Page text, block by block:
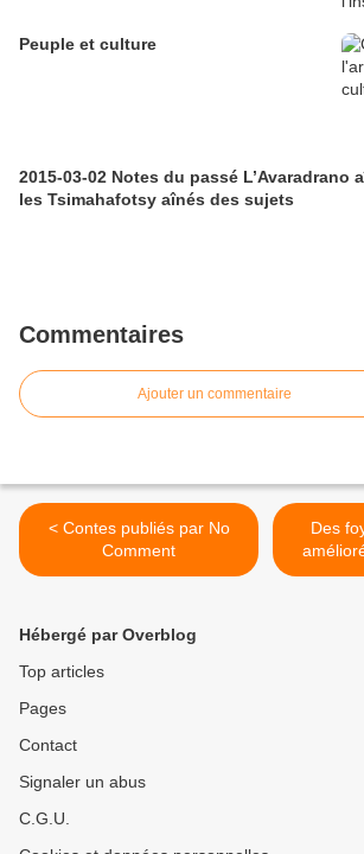
Peuple et culture
2015-03-02 Notes du passé L’Avaradrano
les Tsimahafotsy aînés des sujets
Commentaires
Ajouter un commentaire
< Contes publiés par No
Comment
Des
Hébergé par Overblog
Top articles
Pages
Contact
Signaler un abus
C.G.U.